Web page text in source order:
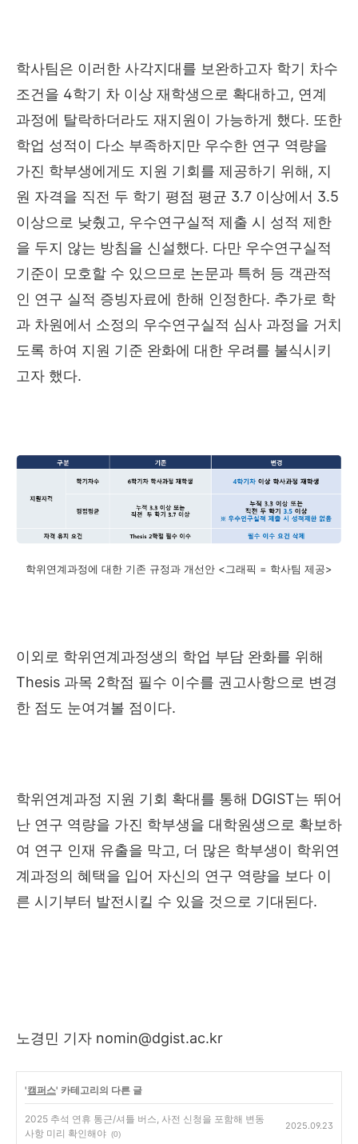
학사팀은 이러한 사각지대를 보완하고자 학기 차수
조건을 4학기 차 이상 재학생으로 확대하고 , 연계
과정에 탈락하더라도 재지원이 가능하게 했다. 또한
학업 성적이 다소 부족하지만 우수한 연구 역량을
가진 학부생에게도 지원 기회를 제공하기 위해, 지
원 자격을 직전 두 학기 평점 평균 3.7 이상에서 3.5
이상으로 낮췄고 , 우수연구실적 제출 시 성적 제한
을 두지 않는 방침을 신설했다. 다만 우수연구실적
기준이 모호할 수 있으므로 논문과 특허 등 객관적
인 연구 실적 증빙자료에 한해 인정한다. 추가로 학
과 차원에서 소정의 우수연구실적 심사 과정을 거치
도록 하여 지원 기준 완화에 대한 우려를 불식시키
고자 했다.
학위연계과정에 대한 기존 규정과 개선안 <그래픽 = 학사팀 제공>
이외로 학위연계과정생의 학업 부담 완화를 위해
Thesis 과목 2학점 필수 이수를 권고사항으로 변경
한 점도 눈여겨볼 점이다.
학위연계과정 지원 기회 확대를 통해 DGIST는 뛰어
난 연구 역량을 가진 학부생을 대학원생으로 확보하
여 연구 인재 유출을 막고 , 더 많은 학부생이 학위연
계과정의 혜택을 입어 자신의 연구 역량을 보다 이
른 시기부터 발전시킬 수 있을 것으로 기대된다.
노경민 기자 nomin@dgist.ac.kr
'캠퍼스' 카테고리의 다른 글
2025 추석 연휴 통근/셔틀 버스, 사전 신청을 포함해 변동
사항 미리 확인해야 (0)
2025.09.23